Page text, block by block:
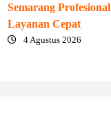
Semarang Profesional
Layanan Cepat
4 Agustus 2026